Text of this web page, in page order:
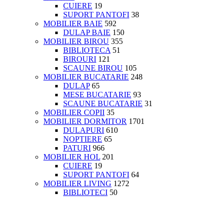
CUIERE 19
SUPORT PANTOFI 38
MOBILIER BAIE 592
DULAP BAIE 150
MOBILIER BIROU 355
BIBLIOTECA 51
BIROURI 121
SCAUNE BIROU 105
MOBILIER BUCATARIE 248
DULAP 65
MESE BUCATARIE 93
SCAUNE BUCATARIE 31
MOBILIER COPII 35
MOBILIER DORMITOR 1701
DULAPURI 610
NOPTIERE 65
PATURI 966
MOBILIER HOL 201
CUIERE 19
SUPORT PANTOFI 64
MOBILIER LIVING 1272
BIBLIOTECI 50